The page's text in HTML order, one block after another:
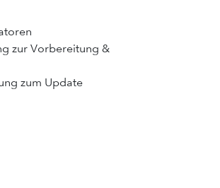
zur Vorbereitung &
zum Update